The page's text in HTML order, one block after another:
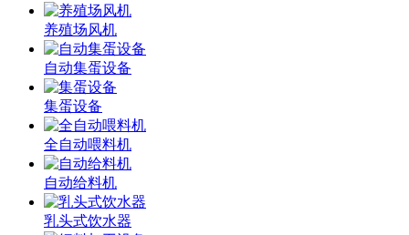
养殖场风机
自动集蛋设备
集蛋设备
全自动喂料机
自动给料机
乳头式饮水器